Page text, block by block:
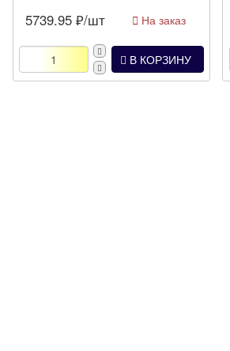
5739.95 ₽/шт На заказ
В КОРЗИНУ